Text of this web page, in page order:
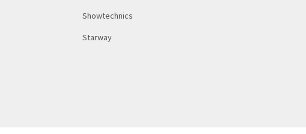
Showtechnics
Starway